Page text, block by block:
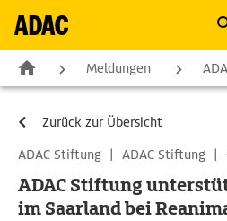
Meldungen
Zurück zur Übersicht
ADAC Stiftung | ADAC Stiftung |
ADAC Stiftung
im Saarland bei